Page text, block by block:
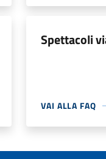
Spettacoli
VAI ALLA FAQ